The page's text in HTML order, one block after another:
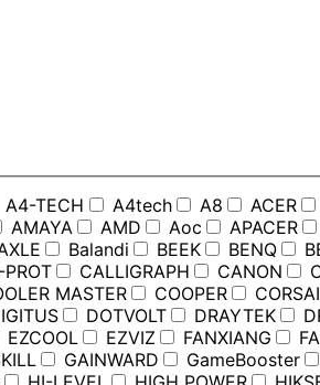
A4-TECH A4tech A8 ACER
AMAYA AMD Aoc APACER
Balandi BEEK BENQ
PROT CALLIGRAPH CANON
MASTER COOPER
DOTVOLT DRAYTEK
EZCOOL EZVIZ FANXIANG
GAINWARD GameBooster